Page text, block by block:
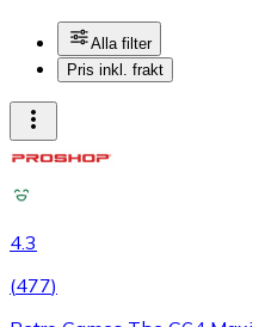
Alla filter
Pris inkl. frakt
4.3
(477)